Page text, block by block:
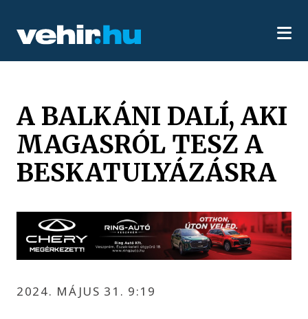
A BALKÁNI DALÍ, AKI
MAGASRÓL TESZ A
BESKATULYÁZÁSRA
2024. MÁJUS 31. 9:19